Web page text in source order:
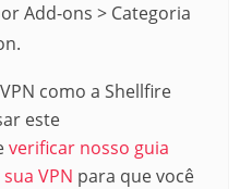
Add-ons > Categoria
como a Shellfire
este
verificar nosso guia
VPN para que você